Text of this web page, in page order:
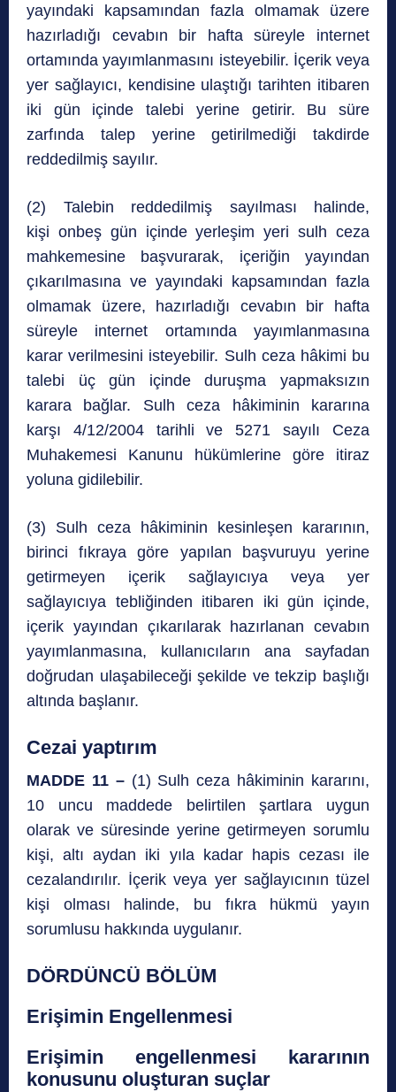
yayındaki kapsamından fazla olmamak üzere
hazırladığı cevabın bir hafta süreyle internet
ortamında yayımlanmasını isteyebilir. İçerik veya
yer sağlayıcı, kendisine ulaştığı tarihten itibaren
iki gün içinde talebi yerine getirir. Bu süre
zarfında talep yerine getirilmediği takdirde
reddedilmiş sayılır.
(2) Talebin reddedilmiş sayılması halinde,
kişi onbeş gün içinde yerleşim yeri sulh ceza
mahkemesine başvurarak, içeriğin yayından
çıkarılmasına ve yayındaki kapsamından fazla
olmamak üzere, hazırladığı cevabın bir hafta
süreyle internet ortamında yayımlanmasına
karar verilmesini isteyebilir. Sulh ceza hâkimi bu
talebi üç gün içinde duruşma yapmaksızın
karara bağlar. Sulh ceza hâkiminin kararına
karşı 4/12/2004 tarihli ve 5271 sayılı Ceza
Muhakemesi Kanunu hükümlerine göre itiraz
yoluna gidilebilir.
(3) Sulh ceza hâkiminin kesinleşen kararının,
birinci fıkraya göre yapılan başvuruyu yerine
getirmeyen içerik sağlayıcıya veya yer
sağlayıcıya tebliğinden itibaren iki gün içinde,
içerik yayından çıkarılarak hazırlanan cevabın
yayımlanmasına, kullanıcıların ana sayfadan
doğrudan ulaşabileceği şekilde ve tekzip başlığı
altında başlanır.
Cezai yaptırım
MADDE 11 –(1) Sulh ceza hâkiminin kararını,
10 uncu maddede belirtilen şartlara uygun
olarak ve süresinde yerine getirmeyen sorumlu
kişi, altı aydan iki yıla kadar hapis cezası ile
cezalandırılır. İçerik veya yer sağlayıcının tüzel
kişi olması halinde, bu fıkra hükmü yayın
sorumlusu hakkında uygulanır.
DÖRDÜNCÜ BÖLÜM
Erişimin Engellenmesi
Erişimin engellenmesi kararının
konusunu oluşturan suçlar